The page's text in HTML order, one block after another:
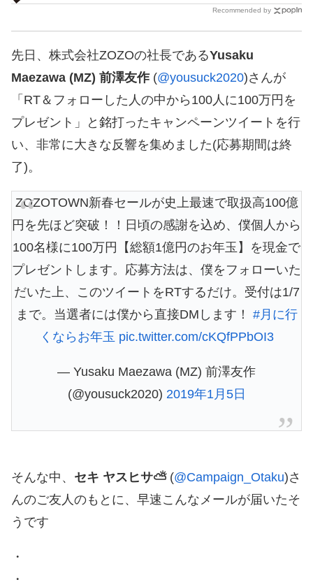
Recommended by
先日、株式会社ZOZOの社長であるYusaku
Maezawa (MZ) 前澤友作(@yousuck2020)さんが
「RT＆フォローした人の中から100人に100万円を
プレゼント」と銘打ったキャンペーンツイートを行
い、非常に大きな反響を集めました(応募期間は終
了)。
ZOZOTOWN新春セールが史上最速で取扱高100億
円を先ほど突破！！日頃の感謝を込め、僕個人から
100名様に100万円【総額1億円のお年玉】を現金で
プレゼントします。応募方法は、僕をフォローいた
だいた上、このツイートをRTするだけ。受付は1/7
まで。当選者には僕から直接DMします！ #月に行
くならお年玉 pic.twitter.com/cKQfPPbOI3
— Yusaku Maezawa (MZ) 前澤友作
(@yousuck2020) 2019年1月5日
そんな中、 セキ ヤスヒサ⛅(@Campaign_Otaku)さ
んのご友人のもとに、早速こんなメールが届いたそ
うです
・
・